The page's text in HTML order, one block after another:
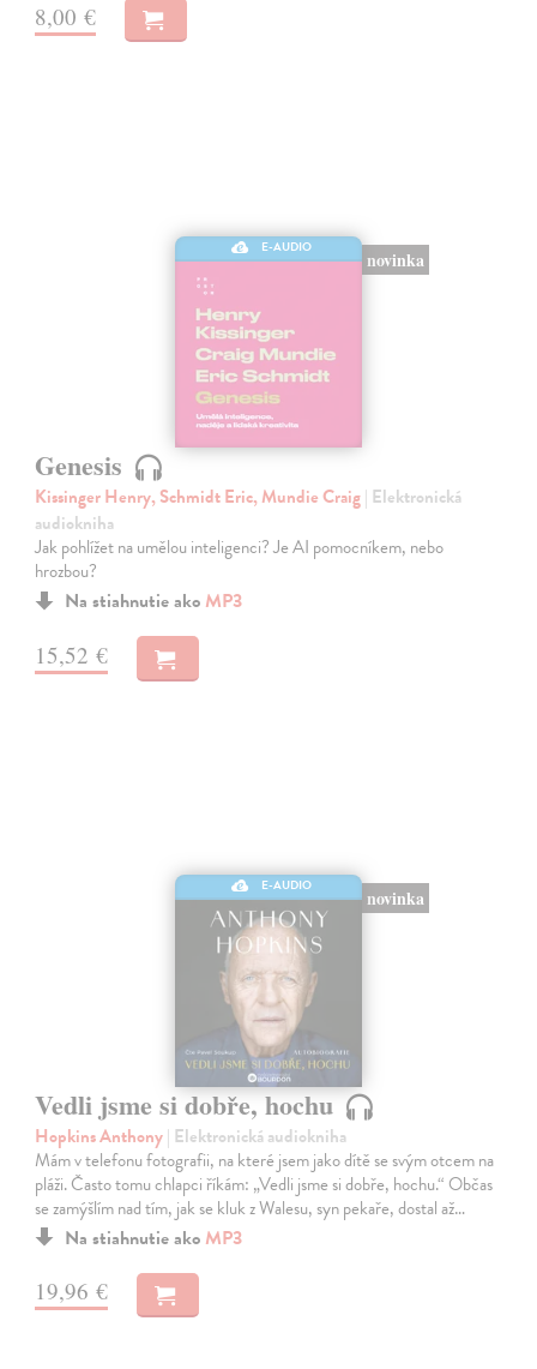
8,00 €
E-AUDIO
novinka
Genesis
Kissinger Henry, Schmidt Eric, Mundie Craig| Elektronická
audiokniha
Jak pohlížet na umělou inteligenci? Je AI pomocníkem, nebo
hrozbou?
Na stiahnutie ako MP3
15,52 €
E-AUDIO
novinka
Vedli jsme si dobře, hochu
Hopkins Anthony| Elektronická audiokniha
Mám v telefonu fotografii, na které jsem jako dítě se svým otcem na
pláži. Často tomu chlapci říkám: „Vedli jsme si dobře, hochu.“ Občas
se zamýšlím nad tím, jak se kluk z Walesu, syn pekaře, dostal až…
Na stiahnutie ako MP3
19,96 €